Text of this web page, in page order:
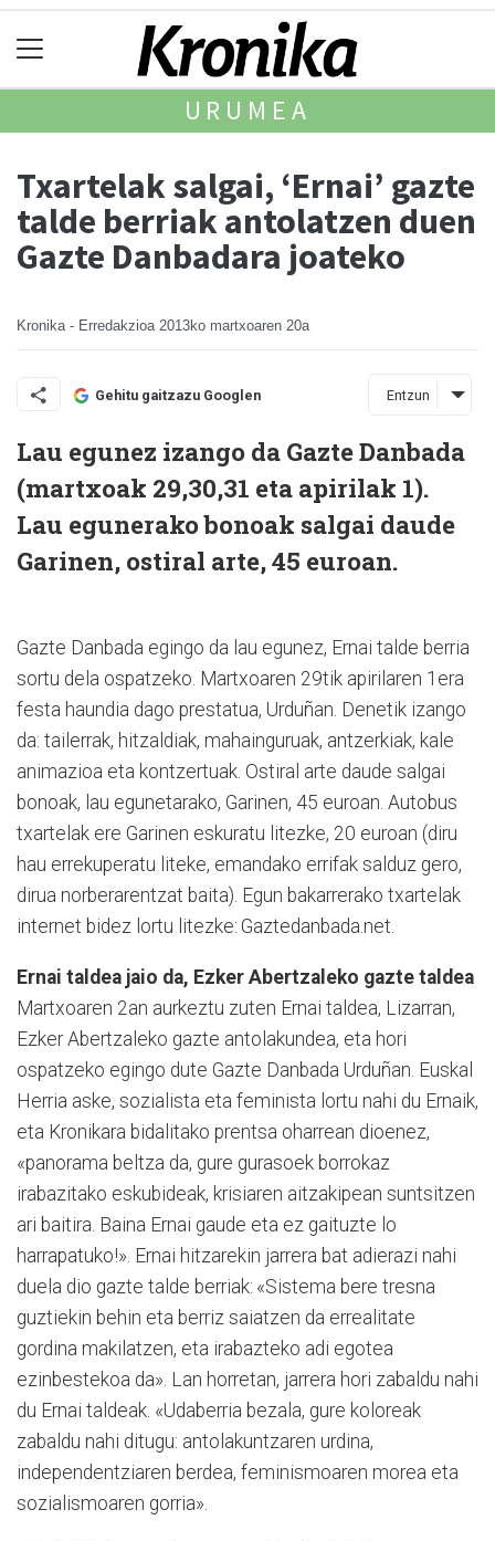
URUMEA
Txartelak salgai, ‘Ernai’ gazte
talde berriak antolatzen duen
Gazte Danbadara joateko
Kronika - Erredakzioa 2013ko martxoaren 20a
Gehitu gaitzazu Googlen Entzun
Lau egunez izango da Gazte Danbada
(martxoak 29,30,31 eta apirilak 1).
Lau egunerako bonoak salgai daude
Garinen, ostiral arte, 45 euroan.
Gazte Danbada egingo da lau egunez, Ernai talde berria
sortu dela ospatzeko. Martxoaren 29tik apirilaren 1era
festa haundia dago prestatua, Urduñan. Denetik izango
da: tailerrak, hitzaldiak, mahainguruak, antzerkiak, kale
animazioa eta kontzertuak. Ostiral arte daude salgai
bonoak, lau egunetarako, Garinen, 45 euroan. Autobus
txartelak ere Garinen eskuratu litezke, 20 euroan (diru
hau errekuperatu liteke, emandako errifak salduz gero,
dirua norberarentzat baita). Egun bakarrerako txartelak
internet bidez lortu litezke: Gaztedanbada.net.
Ernai taldea jaio da, Ezker Abertzaleko gazte taldea
Martxoaren 2an aurkeztu zuten Ernai taldea, Lizarran,
Ezker Abertzaleko gazte an­to­lakundea, eta hori
ospatzeko egingo dute Gazte Dan­bada Urduñan. Euskal
Herria aske, sozialista eta feminista lortu nahi du Ernaik,
eta Kronikara bidalitako prentsa oharrean dioenez,
«panorama beltza da, gure gurasoek borrokaz
irabazitako eskubideak, krisiaren aitzakipean suntsitzen
ari baitira. Baina Ernai gaude eta ez gaituzte lo
harrapatuko!». Ernai hitzarekin jarrera bat adierazi nahi
duela dio gazte talde berriak: «Sistema bere tresna
guztiekin behin eta berriz saiatzen da errealitate
gordina makilatzen, eta irabazteko adi egotea
ezinbestekoa da». Lan horretan, jarrera hori zabaldu nahi
du Ernai taldeak. «Udaberria bezala, gure koloreak
zabaldu nahi ditugu: antolakuntzaren urdina,
independen­tziaren berdea, feminismoaren morea eta
sozialismoaren gorria».